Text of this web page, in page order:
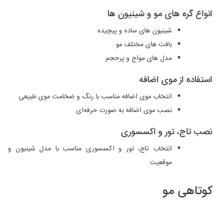
انواع گره‌ های مو و شینیون ‌ها
شینیون ‌های ساده و پیچیده
بافت ‌های مختلف مو
مدل ‌های مواج و پرحجم
استفاده از موی اضافه
انتخاب موی اضافه مناسب با رنگ و ضخامت موی طبیعی
نصب موی اضافه به صورت حرفه‌ای
نصب تاج، تور و اکسسوری
انتخاب تاج، تور و اکسسوری مناسب با مدل شینیون و
موقعیت
کوتاهی مو